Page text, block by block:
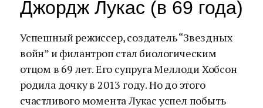
Джордж Лукас (в 69 года)
Успешный режиссер, создатель “Звездных
войн” и филантроп стал биологическим
отцом в 69 лет. Его супруга Меллоди Хобсон
родила дочку в 2013 году. Но до этого
счастливого момента Лукас успел побыть